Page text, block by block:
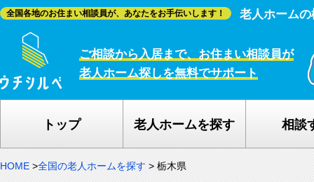
全国各地のお住まい相談員が、あなたをお手伝いします！ 老人ホーム
ご相談から入居まで、お住まい相談員が
老人ホーム探しを無料でサポート
トップ 老人ホームを探す 相談
HOME >全国の老人ホームを探す > 栃木県